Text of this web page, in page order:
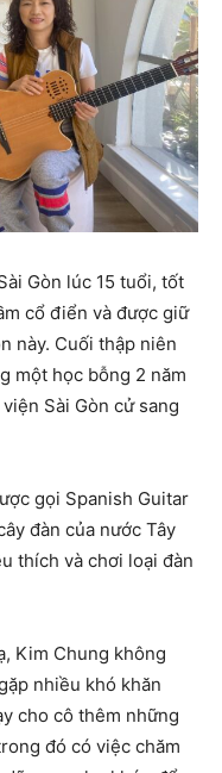
Gòn lúc 15 tuổi, tốt
cổ điển và được giữ
này. Cuối thập niên
một học bỗng 2 năm
Sài Gòn cử sang
gọi Spanish Guitar
đàn của nước Tây
thích và chơi loại đàn
Kim Chung không
nhiều khó khăn
cho cô thêm những
đó có việc chăm